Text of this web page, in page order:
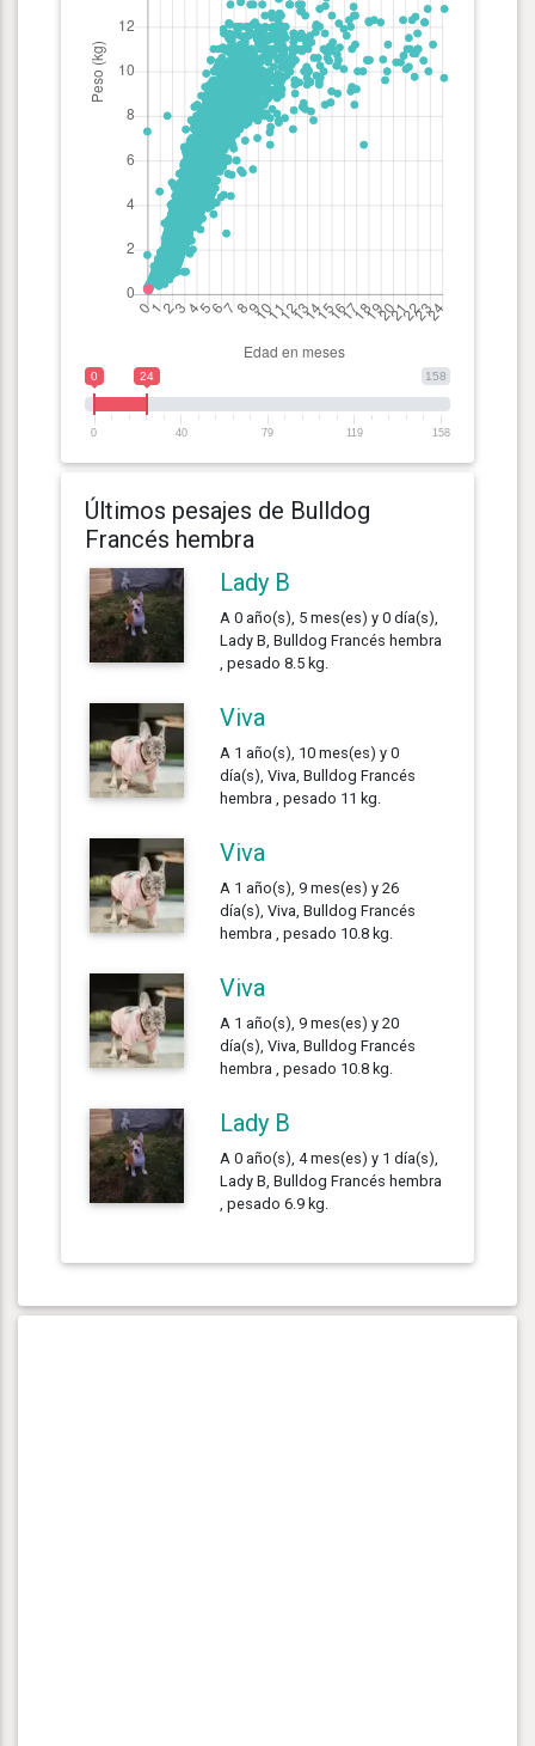
158
0 24
0 40 79 119 158
Últimos pesajes de Bulldog
Francés hembra
Lady B
A 0 año(s), 5 mes(es) y 0 día(s),
Lady B, Bulldog Francés hembra
, pesado 8.5 kg.
Viva
A 1 año(s), 10 mes(es) y 0
día(s), Viva, Bulldog Francés
hembra , pesado 11 kg.
Viva
A 1 año(s), 9 mes(es) y 26
día(s), Viva, Bulldog Francés
hembra , pesado 10.8 kg.
Viva
A 1 año(s), 9 mes(es) y 20
día(s), Viva, Bulldog Francés
hembra , pesado 10.8 kg.
Lady B
A 0 año(s), 4 mes(es) y 1 día(s),
Lady B, Bulldog Francés hembra
, pesado 6.9 kg.